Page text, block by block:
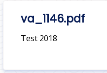
va_1146.pdf
Test 2018